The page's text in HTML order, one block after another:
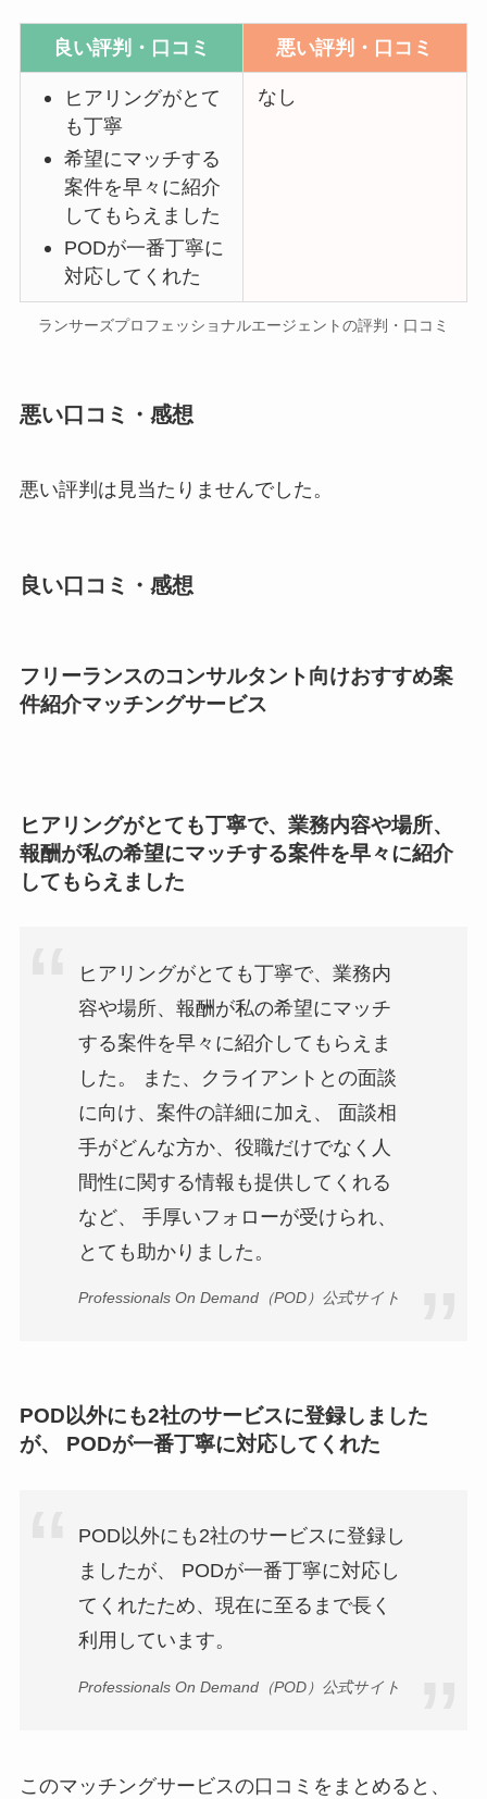
良い評判・口コミ 悪い評判・口コミ
ヒアリングがとて
も丁寧
希望にマッチする
案件を早々に紹介
してもらえました
PODが一番丁寧に
対応してくれた
なし
ランサーズプロフェッショナルエージェントの評判・口コミ
悪い口コミ・感想
悪い評判は見当たりませんでした。
良い口コミ・感想
フリーランスのコンサルタント向けおすすめ案
件紹介マッチングサービス
ヒアリングがとても丁寧で、業務内容や場所、
報酬が私の希望にマッチする案件を早々に紹介
してもらえました
ヒアリングがとても丁寧で、業務内
容や場所、報酬が私の希望にマッチ
する案件を早々に紹介してもらえま
した。 また、クライアントとの面談
に向け、案件の詳細に加え、 面談相
手がどんな方か、役職だけでなく人
間性に関する情報も提供してくれる
など、 手厚いフォローが受けられ、
とても助かりました。
Professionals On Demand（POD）公式サイト
POD以外にも2社のサービスに登録しました
が、 PODが一番丁寧に対応してくれた
POD以外にも2社のサービスに登録し
ましたが、 PODが一番丁寧に対応し
てくれたため、現在に至るまで長く
利用しています。
Professionals On Demand（POD）公式サイト
このマッチングサービスの口コミをまとめると、